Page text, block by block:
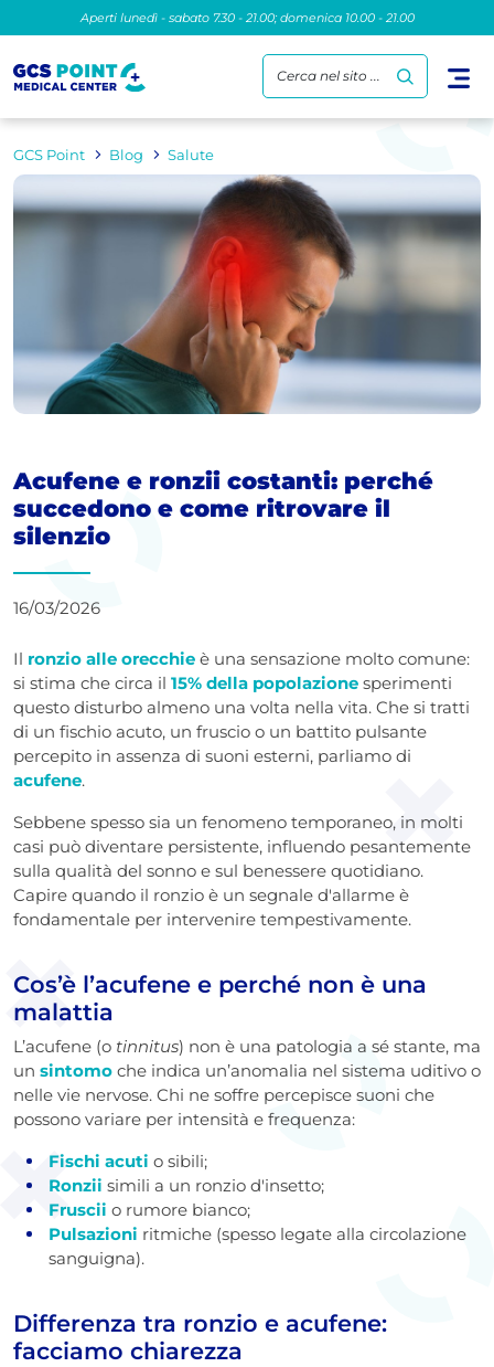
Aperti lunedì - sabato 7.30 - 21.00; domenica 10.00 - 21.00
Cerca nel sito ...
GCS Point Blog Salute
Acufene e ronzii costanti: perché
succedono e come ritrovare il
silenzio
16/03/2026
Il ronzio alle orecchie è una sensazione molto comune:
si stima che circa il 15% della popolazione sperimenti
questo disturbo almeno una volta nella vita. Che si tratti
di un fischio acuto, un fruscio o un battito pulsante
percepito in assenza di suoni esterni, parliamo di
acufene.
Sebbene spesso sia un fenomeno temporaneo, in molti
casi può diventare persistente, influendo pesantemente
sulla qualità del sonno e sul benessere quotidiano.
Capire quando il ronzio è un segnale d'allarme è
fondamentale per intervenire tempestivamente.
Cos’è l’acufene e perché non è una
malattia
L’acufene (o tinnitus) non è una patologia a sé stante, ma
un sintomo che indica un’anomalia nel sistema uditivo o
nelle vie nervose. Chi ne soffre percepisce suoni che
possono variare per intensità e frequenza:
Fischi acuti o sibili;
Ronzii simili a un ronzio d'insetto;
Fruscii o rumore bianco;
Pulsazioni ritmiche (spesso legate alla circolazione
sanguigna).
Differenza tra ronzio e acufene:
facciamo chiarezza